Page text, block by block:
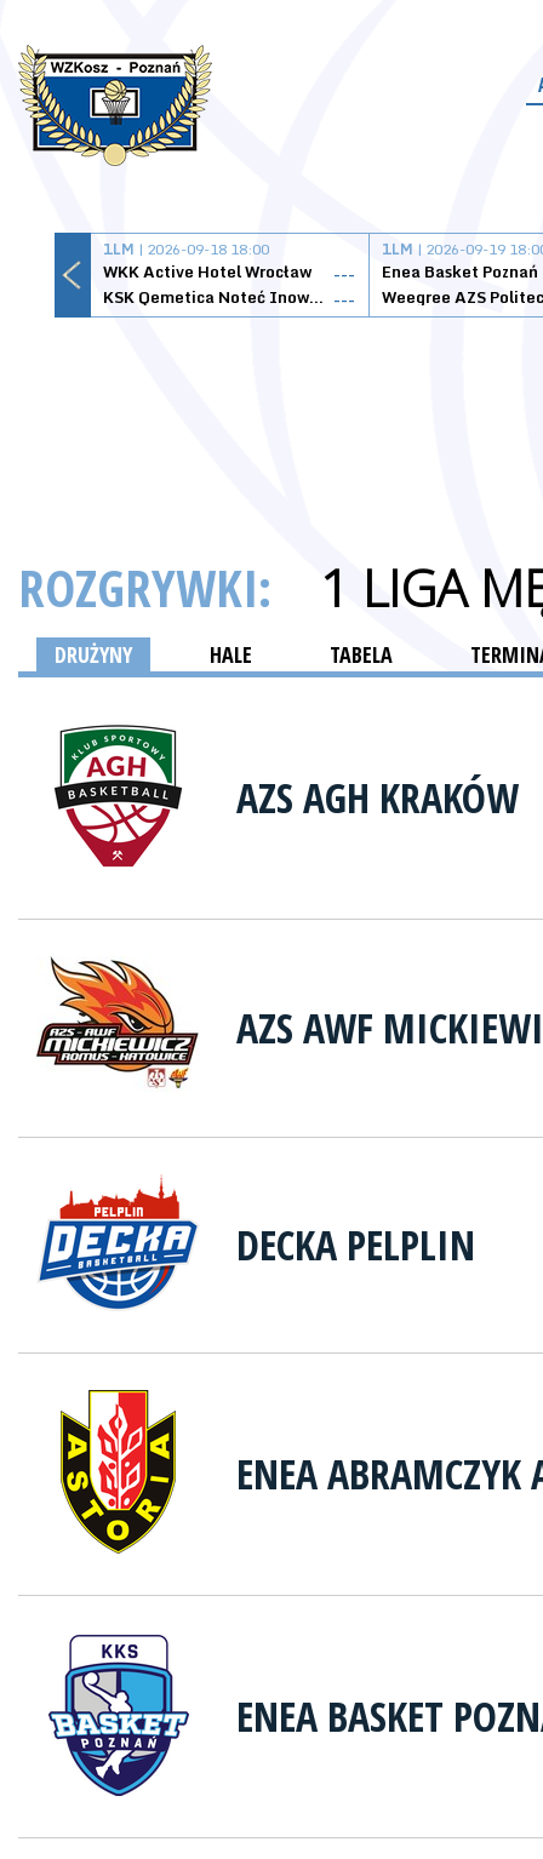
1LM | 2026-09-18 18:00
WKK Active Hotel Wrocław
---
KSK Qemetica Noteć Inowrocław ---
1LM | 2026-09-19
Enea Basket Poznań
ROZGRYWKI: 1 LIGA
DRUŻYNY HALE TABELA
AZS AGH KRAKÓW
AZS AWF
DECKA PELPLIN
ENEA ABRAMCZYK
ENEA BASKET